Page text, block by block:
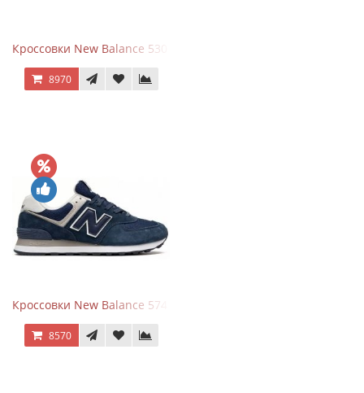
Кроссовки New Balance 530 White Silver Navy
8970
Кроссовки New Balance 574 Navy Blue White
8570